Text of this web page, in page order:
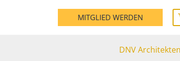
MITGLIED WERDEN
DNV